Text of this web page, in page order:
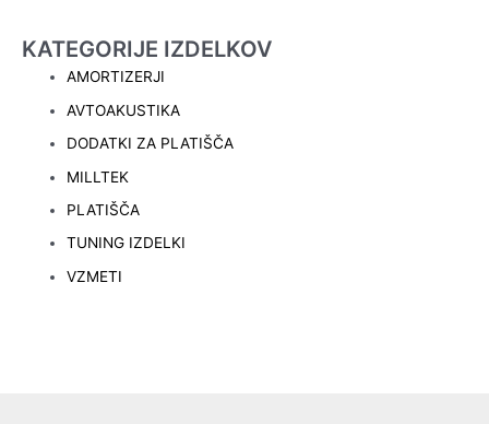
KATEGORIJE IZDELKOV
AMORTIZERJI
AVTOAKUSTIKA
DODATKI ZA PLATIŠČA
MILLTEK
PLATIŠČA
TUNING IZDELKI
VZMETI